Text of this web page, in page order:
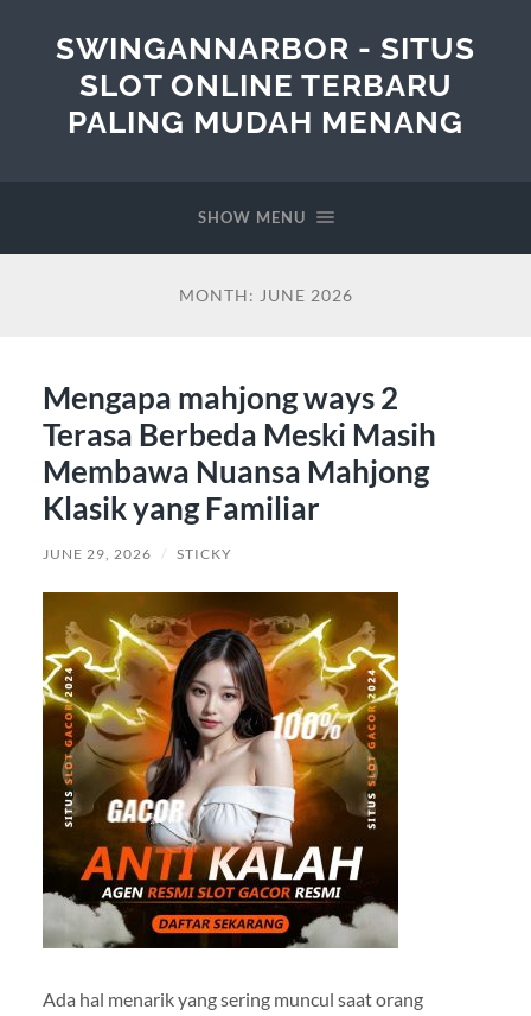
SWINGANNARBOR - SITUS
SLOT ONLINE TERBARU
PALING MUDAH MENANG
SHOW MENU
MONTH: JUNE 2026
Mengapa mahjong ways 2
Terasa Berbeda Meski Masih
Membawa Nuansa Mahjong
Klasik yang Familiar
JUNE 29, 2026 / STICKY
Ada hal menarik yang sering muncul saat orang